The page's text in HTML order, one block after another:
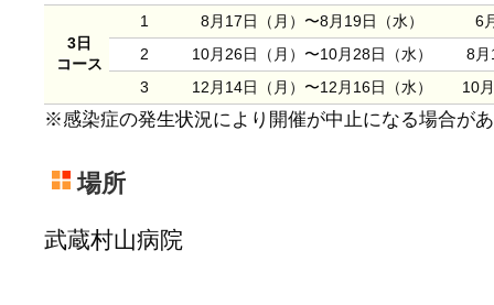
3日
コース
1 8月17日（月）〜8月19日（水）
6
2
10月26日（月）〜10月28日（水）
8月
3
12月14日（月）〜12月16日（水） 10
※感染症の発生状況により開催が中止になる場合が
場所
武蔵村山病院